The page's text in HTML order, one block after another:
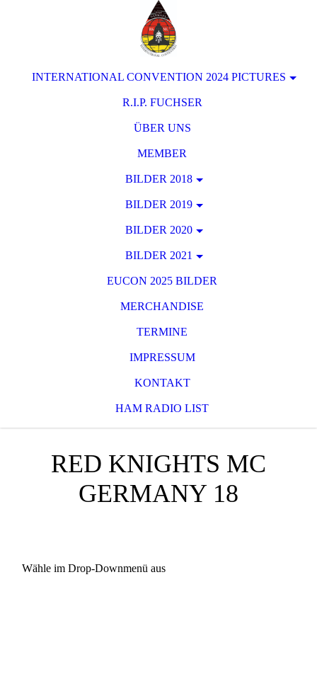
INTERNATIONAL CONVENTION 2024 PICTURES
R.I.P. FUCHSER
ÜBER UNS
MEMBER
BILDER 2018
BILDER 2019
BILDER 2020
BILDER 2021
EUCON 2025 BILDER
MERCHANDISE
TERMINE
IMPRESSUM
KONTAKT
HAM RADIO LIST
RED KNIGHTS MC
GERMANY 18
Wähle im Drop-Downmenü aus